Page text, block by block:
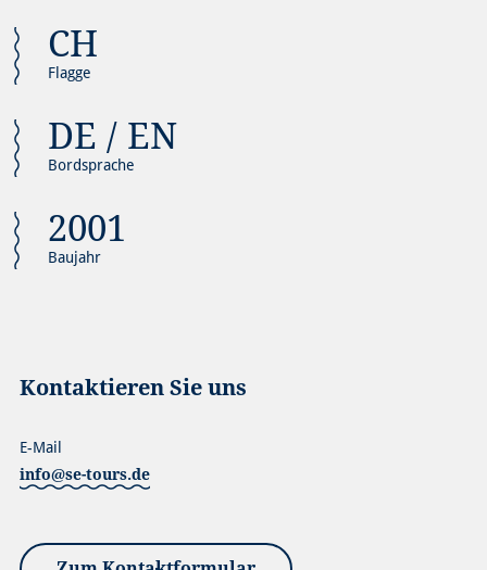
CH
Flagge
DE / EN
Bordsprache
2001
Baujahr
Kontaktieren Sie uns
info@se-tours.de
E-Mail